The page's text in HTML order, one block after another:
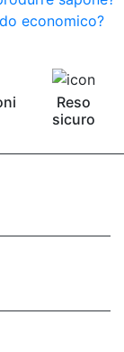
economico?
Reso
sicuro